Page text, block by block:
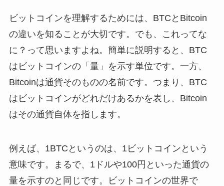
ビットコインを理解するためには、BTCとBitcoin
の違いを知ることが大切です。でも、これってな
に？って思いますよね。簡単に説明すると、BTC
はビットコインの「量」を示す単位です。一方、
Bitcoinは通貨そのものの名前です。つまり、BTC
はビットコインがどれだけあるかを表し、Bitcoin
はその通貨自体を指します。
例えば、1BTCというのは、1ビットコインという
意味です。まるで、1ドルや100円といった通貨の
量を示すのと同じです。ビットコインの世界で